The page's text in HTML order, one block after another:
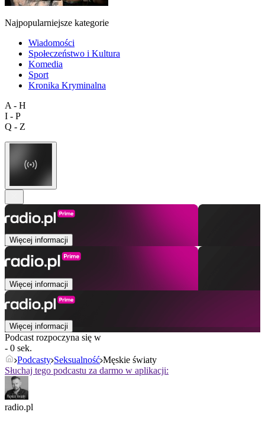
Najpopularniejsze kategorie
Wiadomości
Społeczeństwo i Kultura
Komedia
Sport
Kronika Kryminalna
A - H
I - P
Q - Z
Więcej informacji
Więcej informacji
Więcej informacji
Podcast rozpoczyna się w
- 0 sek.
Podcasty Seksualność Męskie światy
Słuchaj tego podcastu za darmo w aplikacji:
radio.pl